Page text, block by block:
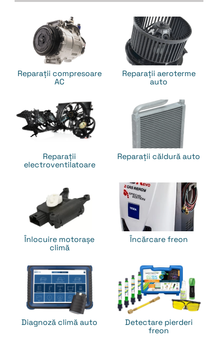
Reparații compresoare
AC
Reparații aeroterme
auto
Reparații
electroventilatoare
Reparații căldură auto
Înlocuire motorașe
climă
Încărcare freon
Diagnoză climă auto
Detectare pierderi
freon